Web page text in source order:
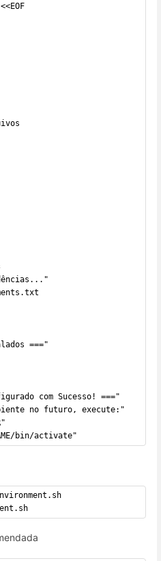
==="
com Sucesso! ==="
no futuro, execute:"
bin/activate"